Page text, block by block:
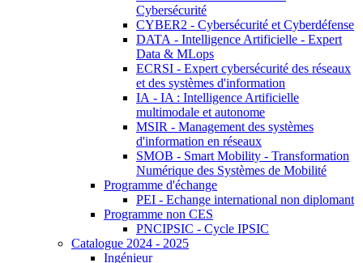
Cybersécurité
CYBER2 - Cybersécurité et Cyberdéfense
DATA - Intelligence Artificielle - Expert
Data & MLops
ECRSI - Expert cybersécurité des réseaux
et des systèmes d'information
IA - IA : Intelligence Artificielle
multimodale et autonome
MSIR - Management des systèmes
d'information en réseaux
SMOB - Smart Mobility - Transformation
Numérique des Systèmes de Mobilité
Programme d'échange
PEI - Echange international non diplomant
Programme non CES
PNCIPSIC - Cycle IPSIC
Catalogue 2024 - 2025
Ingénieur